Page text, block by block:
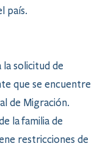
país.
la solicitud de
que se encuentre
de Migración.
la familia de
restricciones de